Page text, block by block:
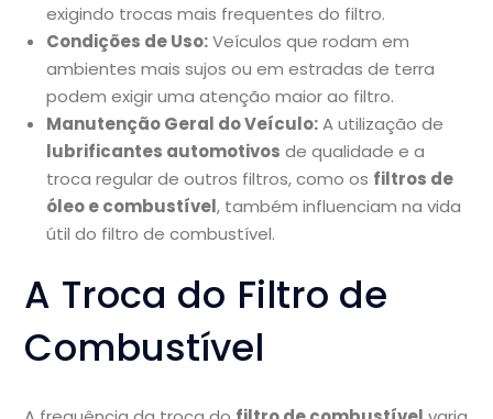
exigindo trocas mais frequentes do filtro.
Condições de Uso:Veículos que rodam em
ambientes mais sujos ou em estradas de terra
podem exigir uma atenção maior ao filtro.
Manutenção Geral do Veículo:A utilização de
lubrificantes automotivos de qualidade e a
troca regular de outros filtros, como os filtros de
óleo e combustível, também influenciam na vida
útil do filtro de combustível.
A Troca do Filtro de
Combustível